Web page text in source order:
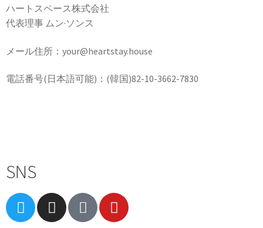
ハートスペース株式会社
代表理事 ムン·ソンス
メール住所：your@heartstay.house
電話番号(日本語可能)：(韓国)82-10-3662-7830
SNS